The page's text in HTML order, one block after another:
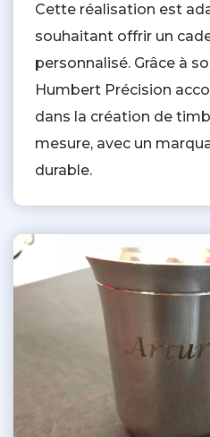
Cette réalisation est
souhaitant offrir un
personnalisé. Grâce à
Humbert Précision
dans la création de
mesure, avec un
durable.